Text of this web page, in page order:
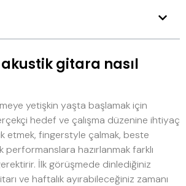
gitara nasıl
yetişkin yaşta başlamak için
hedef ve çalışma düzenine ihtiyaç
etmek, fingerstyle çalmak, beste
performanslara hazırlanmak farklı
İlk görüşmede dinlediğiniz
ve haftalık ayırabileceğiniz zamanı